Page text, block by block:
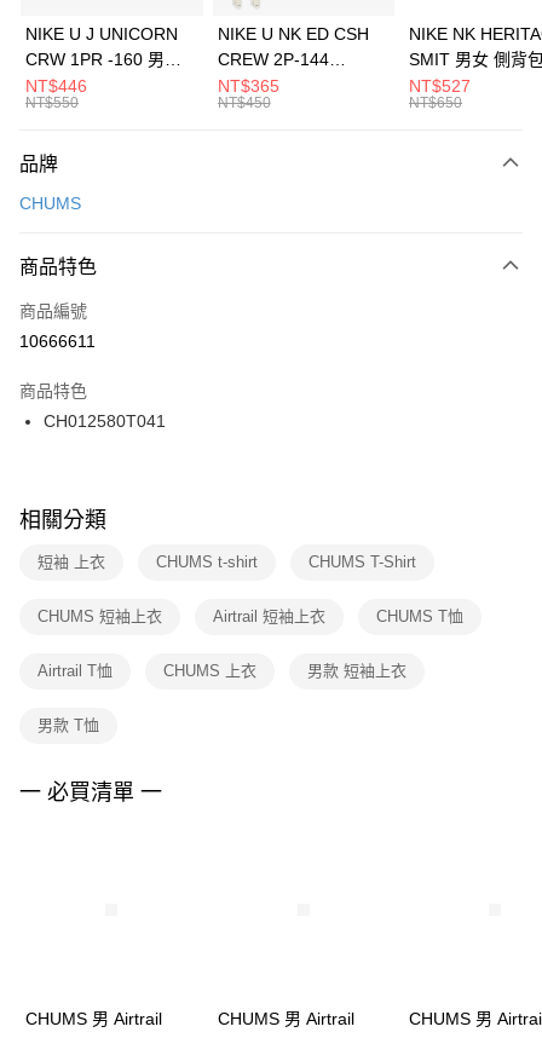
元大商業銀行
台灣樂天信用卡公司
全盈+PAY
AFTEE先享後付
【關於「AFTEE先享後付」】
便利好安心！
３．安心：先確認商品／服務後，再付款。
【「AFTEE先享後付」結帳流程】
１．於結帳方式選擇「AFTEE先享後付」後，將跳轉至「AFTEE先享後付」
２．訂單成立數日內，您將收到繳費通知簡訊。
３．收到繳費通知簡訊後14天內，點擊此簡訊中的連結，可透過四大超商／
ATM／網路銀行／等多元方式進行付款，方視為交易完成。
※ 交易是否成功請以「AFTEE先享後付 」之結帳頁面顯示為準，若有關於
是否繳費成功／繳費後需取消欲退款等相關疑問，請聯繫「AFTEE先享後付
客戶支援中心」
https://netprotections.freshdesk.com/support/home
１．透過由恩沛科技股份有限公司提供之「AFTEE先享後付」服務完成之交
權轉讓予恩沛科技股份有限公司。
３．未成年的使用者請事先徵得法定代理人或監護人之同意方可使用
４．使用「AFTEE先享後付」時，將依據個別帳號之用戶狀況，依本公司即
運送方式
每筆NT$100，滿NT$1,500(含以上)免運費
宅配
每筆NT$100，滿NT$1,500(含以上)免運費
付款後門市自取
每筆NT$100，滿NT$1,500(含以上)免運費
NIKE U J UNICORN
CRW 1PR -160 男女
中統襪 FZ3393100
NT$446
NT$550
NIKE U NK ED CSH
CREW 2P-144
EMBRDY 男女 短統襪
FZ3073133
NT$365
NT$450
NIKE NK
SMIT 男女 側背
BA5871010
NT$527
NT$650
品牌
CHUMS
商品特色
商品編號
10666611
商品特色
CH012580T041
相關分類
短袖 上衣 CHUMS t-shirt CHUMS T-Shirt
CHUMS 短袖上衣 Airtrail 短袖上衣 CHUMS T恤
Airtrail T恤 CHUMS 上衣 男款 短袖上衣
男款 T恤
一 必買清單 一
CHUMS 男 Airtrail
CHUMS 男 Airtrail
CHUMS 男